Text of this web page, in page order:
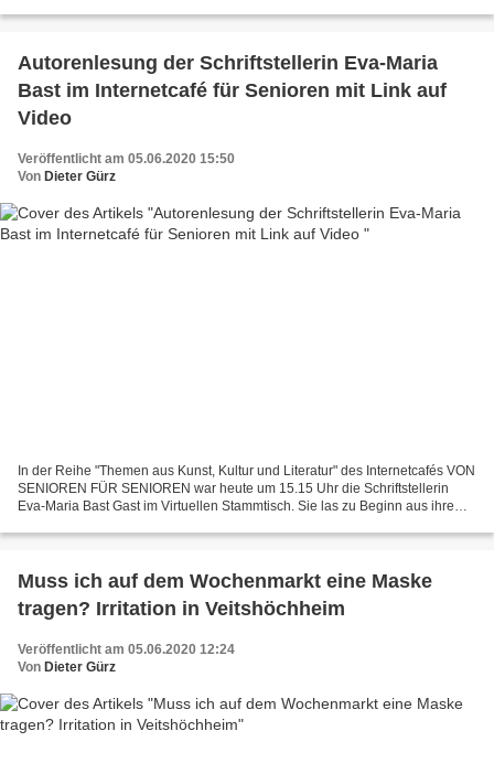
Autorenlesung der Schriftstellerin Eva-Maria
Bast im Internetcafé für Senioren mit Link auf
Video
Veröffentlicht am 05.06.2020 15:50
Von Dieter Gürz
In der Reihe "Themen aus Kunst, Kultur und Literatur" des Internetcafés VON
SENIOREN FÜR SENIOREN war heute um 15.15 Uhr die Schriftstellerin
Eva-Maria Bast Gast im Virtuellen Stammtisch. Sie las zu Beginn aus ihrem
Muss ich auf dem Wochenmarkt eine Maske
tragen? Irritation in Veitshöchheim
Veröffentlicht am 05.06.2020 12:24
Von Dieter Gürz